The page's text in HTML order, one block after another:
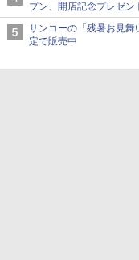
プン、開店記念プレゼン
押し寄せ長蛇の列に
サンコーの「残暑お見舞
定で販売中